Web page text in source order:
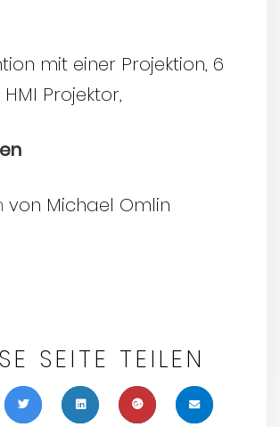
mit einer Projektion, 6
Projektor,
von Michael Omlin
SEITE TEILEN